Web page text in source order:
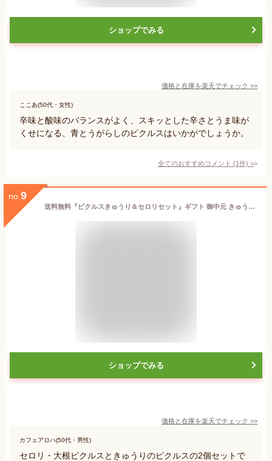
ショップでみる
価格と在庫を楽天でチェック >>
ここあ(50代・女性)
辛味と酸味のバランスがよく、スキッとした辛さとうま味が
くせになる、青とうがらしのピクルスはいかがでしょうか。
全てのおすすめコメント (1件) >
no. 9
送料無料『ピクルスきゅうり＆セロリセット』ギフト 御中元 きゅうり セロリ 酢漬け 詰め合わせ 贈り物 プレゼント 夏ギフト 御礼 お返し 御祝 内祝 引出物 パーティー ご挨拶 一品 前菜 化粧箱入 軽井沢ファーマーズギフト
ショップでみる
価格と在庫を楽天でチェック >>
カフェアロハ(50代・男性)
セロリ・大根ピクルスときゅうりのピクルスの2個セットで